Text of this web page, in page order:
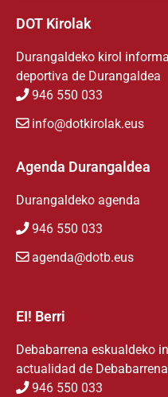
DOT Kirolak
Durangaldeko kirol
deportiva de Durangaldea
946 550 033
info@dotkirolak.eus
Agenda Durangaldea
Durangaldeko agenda
946 550 033
agenda@dotb.eus
EI! Berri
Debabarrena eskualdeko
actualidad de Debabarrena
946 550 033